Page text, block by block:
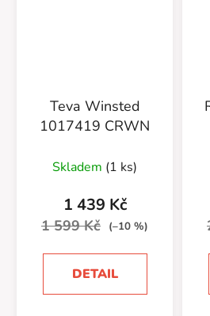
Teva Winsted
1017419 CRWN
Skladem (1 ks)
1 439 Kč
1 599 Kč (–10 %)
DETAIL